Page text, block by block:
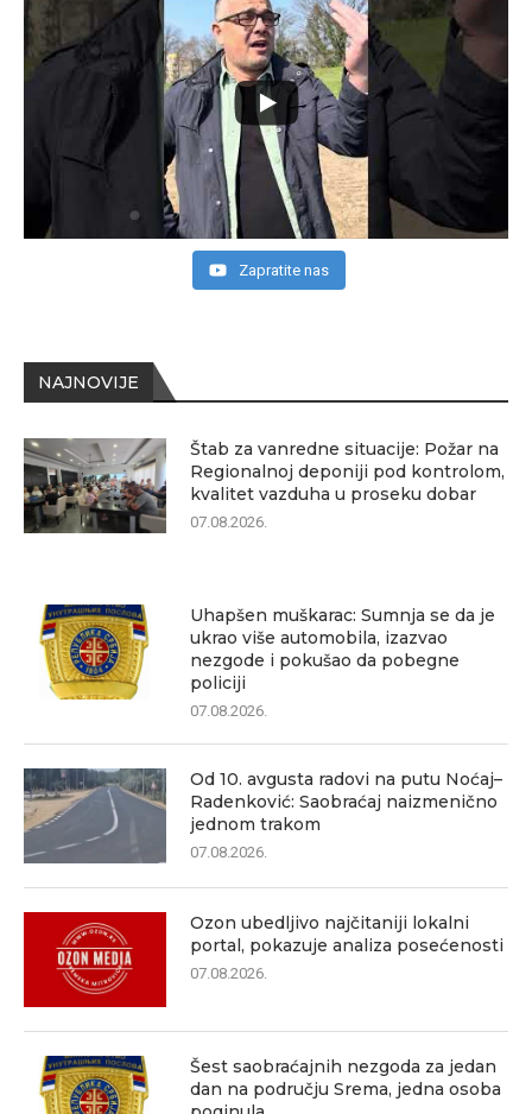
NAJNOVIJE
Štab za vanredne situacije: Požar na
Regionalnoj deponiji pod kontrolom,
kvalitet vazduha u proseku dobar
07.08.2026.
Uhapšen muškarac: Sumnja se da je
ukrao više automobila, izazvao
nezgode i pokušao da pobegne
policiji
07.08.2026.
Od 10. avgusta radovi na putu Noćaj–
Radenković: Saobraćaj naizmenično
jednom trakom
07.08.2026.
Ozon ubedljivo najčitaniji lokalni
portal, pokazuje analiza posećenosti
07.08.2026.
Šest saobraćajnih nezgoda za jedan
dan na području Srema, jedna osoba
Zapratite nas